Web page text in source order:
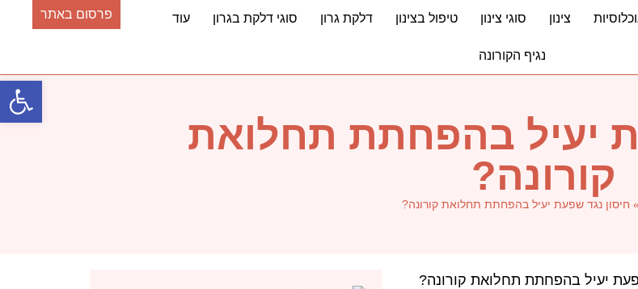
פתח
צינון סוגי צינון טיפול בצינון דלקת גרון סוגי דלקת בגרון עוד
נגיף הקורונה
פרסום באתר
יעיל בהפחתת תחלואת
קורונה?
» חיסון נגד שפעת יעיל בהפחתת תחלואת קורונה?
יעיל בהפחתת תחלואת קורונה?